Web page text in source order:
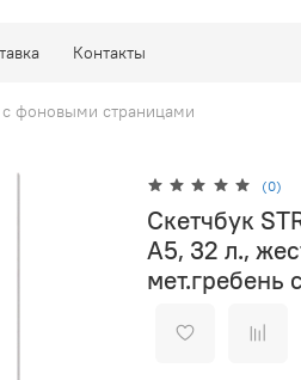
Контакты
с фоновыми страницами
(0)
Скетчбук
А5, 32 л.,
мет.гребень